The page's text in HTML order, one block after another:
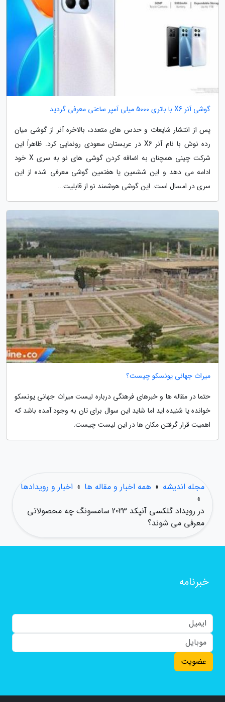
گوشی آنر X6 با باتری 5000 میلی آمپر ساعتی معرفی گردید
پس از انتشار شایعات و حدس های متعدد، بالاخره آنر از گوشی میان
رده نوش با نام آنر X6 در عربستان سعودی رونمایی کرد. ظاهراً این
شرکت چینی همچنان به اضافه کردن گوشی های نو به سری X خود
ادامه می دهد و این ششمین یا هفتمین گوشی معرفی شده از این
سری در امسال است. این گوشی هوشمند نو از قابلیت...
میراث جهانی یونسکو چیست؟
حتما در مقاله ها و خبرهای فرهنگی درباره لیست میراث جهانی یونسکو
خوانده یا شنیده اید اما شاید این سوال برای تان به وجود آمده باشد که
اهمیت قرار گرفتن مکان ها در این لیست چیست.
مجله اندیشه » همه اخبار و مقاله ها » اخبار و رویدادها
»
در رویداد گلکسی آنپکد 2023 سامسونگ چه محصولاتی
معرفی می شوند؟
خبرنامه
عضویت